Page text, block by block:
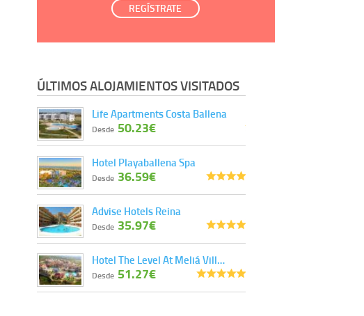
REGÍSTRATE
ÚLTIMOS ALOJAMIENTOS VISITADOS
Life Apartments Costa Ballena
Desde 50.23€
Hotel Playaballena Spa
Desde 36.59€
Advise Hotels Reina
Desde 35.97€
Hotel The Level At Meliá Vill…
Desde 51.27€